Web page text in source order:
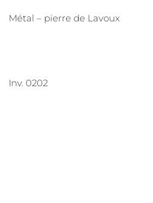
Métal – pierre de Lavoux
Inv. 0202